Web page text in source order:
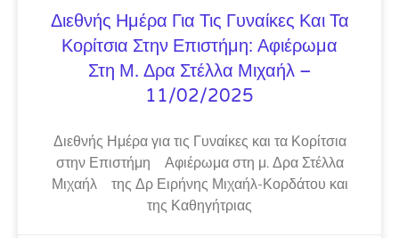
Διεθνής Ημέρα Για Τις Γυναίκες Και Τα
Κορίτσια Στην Επιστήμη: Αφιέρωμα
Στη Μ. Δρα Στέλλα Μιχαήλ –
11/02/2025
Διεθνής Ημέρα για τις Γυναίκες και τα Κορίτσια
στην Επιστήμη Αφιέρωμα στη μ. Δρα Στέλλα
Μιχαήλ της Δρ Ειρήνης Μιχαήλ-Κορδάτου και
της Καθηγήτριας